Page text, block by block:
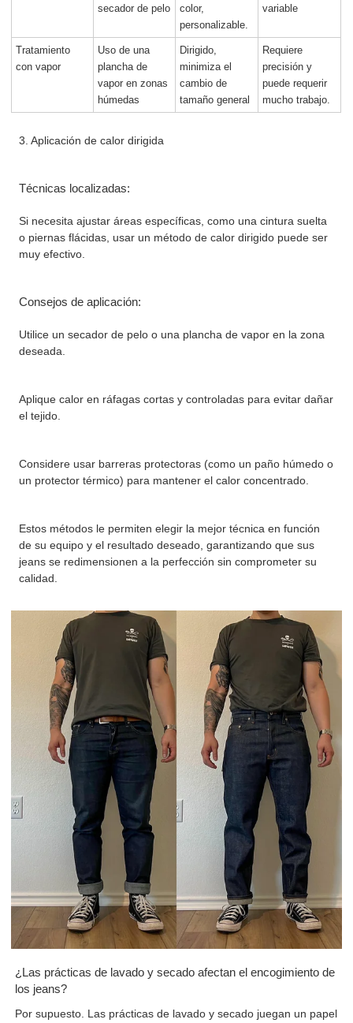
secador de pelo
color,
personalizable.
variable
Tratamiento
con vapor
Uso de una
plancha de
vapor en zonas
húmedas
Dirigido,
minimiza el
cambio de
tamaño general
Requiere
precisión y
puede requerir
mucho trabajo.
3. Aplicación de calor dirigida
Técnicas localizadas:
Si necesita ajustar áreas específicas, como una cintura suelta
o piernas flácidas, usar un método de calor dirigido puede ser
muy efectivo.
Consejos de aplicación:
Utilice un secador de pelo o una plancha de vapor en la zona
deseada.
Aplique calor en ráfagas cortas y controladas para evitar dañar
el tejido.
Considere usar barreras protectoras (como un paño húmedo o
un protector térmico) para mantener el calor concentrado.
Estos métodos le permiten elegir la mejor técnica en función
de su equipo y el resultado deseado, garantizando que sus
jeans se redimensionen a la perfección sin comprometer su
calidad.
¿Las prácticas de lavado y secado afectan el encogimiento de
los jeans?
Por supuesto. Las prácticas de lavado y secado juegan un papel